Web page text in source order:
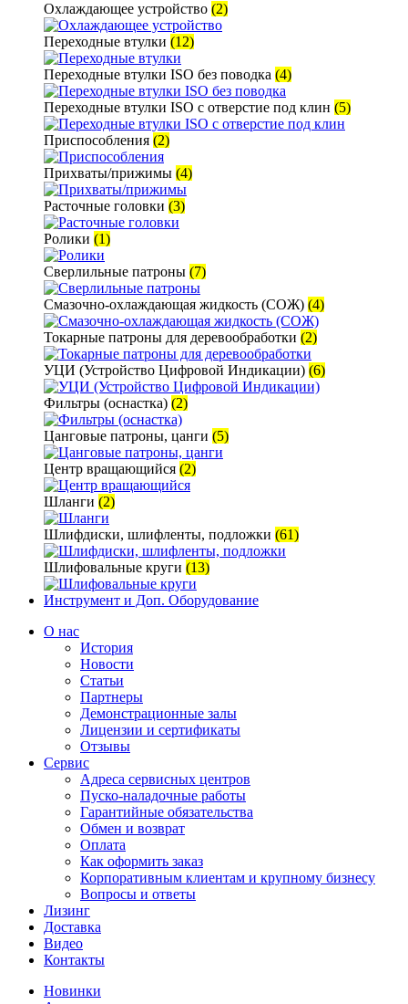
Охлаждающее устройство (2)
Переходные втулки (12)
Переходные втулки ISO без поводка (4)
Переходные втулки ISO с отверстие под клин (5)
Приспособления (2)
Прихваты/прижимы (4)
Расточные головки (3)
Ролики (1)
Сверлильные патроны (7)
Смазочно-охлаждающая жидкость (СОЖ) (4)
Токарные патроны для деревообработки (2)
УЦИ (Устройство Цифровой Индикации) (6)
Фильтры (оснастка) (2)
Цанговые патроны, цанги (5)
Центр вращающийся (2)
Шланги (2)
Шлифдиски, шлифленты, подложки (61)
Шлифовальные круги (13)
Инструмент и Доп. Оборудование
О нас
История
Новости
Статьи
Партнеры
Демонстрационные залы
Лицензии и сертификаты
Отзывы
Сервис
Адреса сервисных центров
Пуско-наладочные работы
Гарантийные обязательства
Обмен и возврат
Оплата
Как оформить заказ
Корпоративным клиентам и крупному бизнесу
Вопросы и ответы
Лизинг
Доставка
Видео
Контакты
Новинки